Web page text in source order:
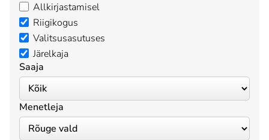
Allkirjastamisel
Riigikogus
Valitsusasutuses
Järelkaja
Saaja
Menetleja